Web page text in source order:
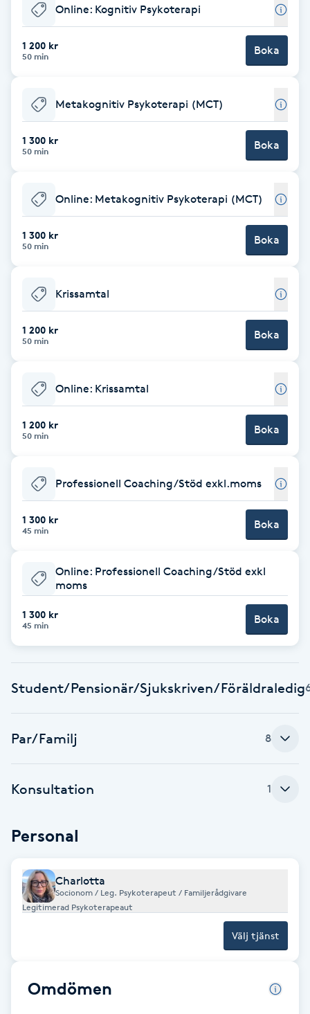
Babylights
Balayage
Bambumassage
Barber
BIAB
Bottenfärg
Brynformning
Bröllopsuppsättning
Coachning
Color correction
Cryoterapi
D
Dermapen
Extensions borttagning
Face framing
Online: Kognitiv Psykoterapi
1 200 kr
50 min Boka
Metakognitiv Psykoterapi (MCT)
1 300 kr
50 min Boka
Online: Metakognitiv Psykoterapi (MCT)
1 300 kr
50 min Boka
Krissamtal
1 200 kr
50 min Boka
Online: Krissamtal
1 200 kr
50 min Boka
Professionell Coaching/Stöd exkl.moms
1 300 kr
45 min Boka
Online: Professionell Coaching/Stöd exkl
moms
1 300 kr
45 min Boka
Student/Pensionär/Sjukskriven/Föräldraledig
Par/Familj 8
Konsultation 1
Personal
Charlotta
Socionom / Leg. Psykoterapeut / Familjerådgivare
Legitimerad Psykoterapeaut
Välj tjänst
Omdömen